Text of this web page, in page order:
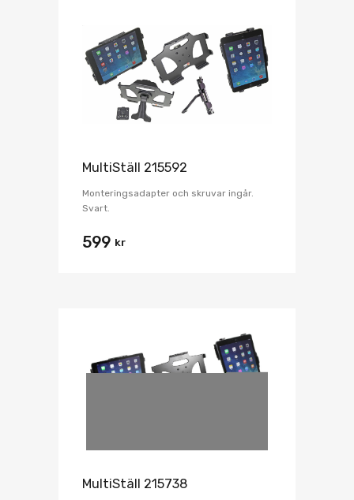
MultiStäll 215592
Monteringsadapter och skruvar ingår.
Svart.
599 kr
MultiStäll 215738